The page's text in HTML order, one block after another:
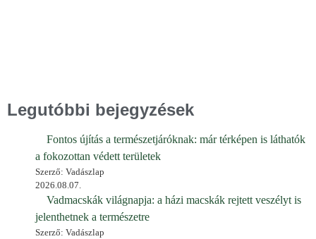
Legutóbbi bejegyzések
Fontos újítás a természetjáróknak: már térképen is láthatók
a fokozottan védett területek
Szerző: Vadászlap
2026.08.07.
Vadmacskák világnapja: a házi macskák rejtett veszélyt is
jelenthetnek a természetre
Szerző: Vadászlap